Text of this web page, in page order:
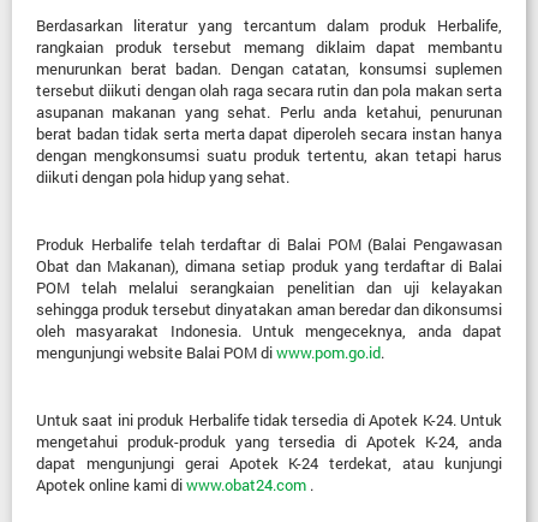
Berdasarkan literatur yang tercantum dalam produk Herbalife,
rangkaian produk tersebut memang diklaim dapat membantu
menurunkan berat badan. Dengan catatan, konsumsi suplemen
tersebut diikuti dengan olah raga secara rutin dan pola makanserta
asupanan makanan yang sehat. Perlu anda ketahui, penurunan
berat badan tidak serta merta dapat diperoleh secara instan hanya
dengan mengkonsumsi suatu produk tertentu, akan tetapi harus
diikuti dengan pola hidup yang sehat.
Produk Herbalife telah terdaftar di Balai POM (Balai Pengawasan
Obat dan Makanan), dimana setiap produk yang terdaftar di Balai
POM telah melalui serangkaian penelitian dan uji kelayakan
sehingga produk tersebut dinyatakan aman beredar dan dikonsumsi
oleh masyarakat Indonesia. Untuk mengeceknya, anda dapat
mengunjungi website Balai POM diwww.pom.go.id.
Untuk saat ini produk Herbalife tidak tersedia di Apotek K-24. Untuk
mengetahui produk-produk yang tersedia di Apotek K-24, anda
dapat mengunjungi gerai Apotek K-24 terdekat, atau kunjungi
Apotek online kami diwww.obat24.com .